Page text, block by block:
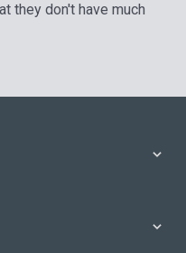
they don't have much